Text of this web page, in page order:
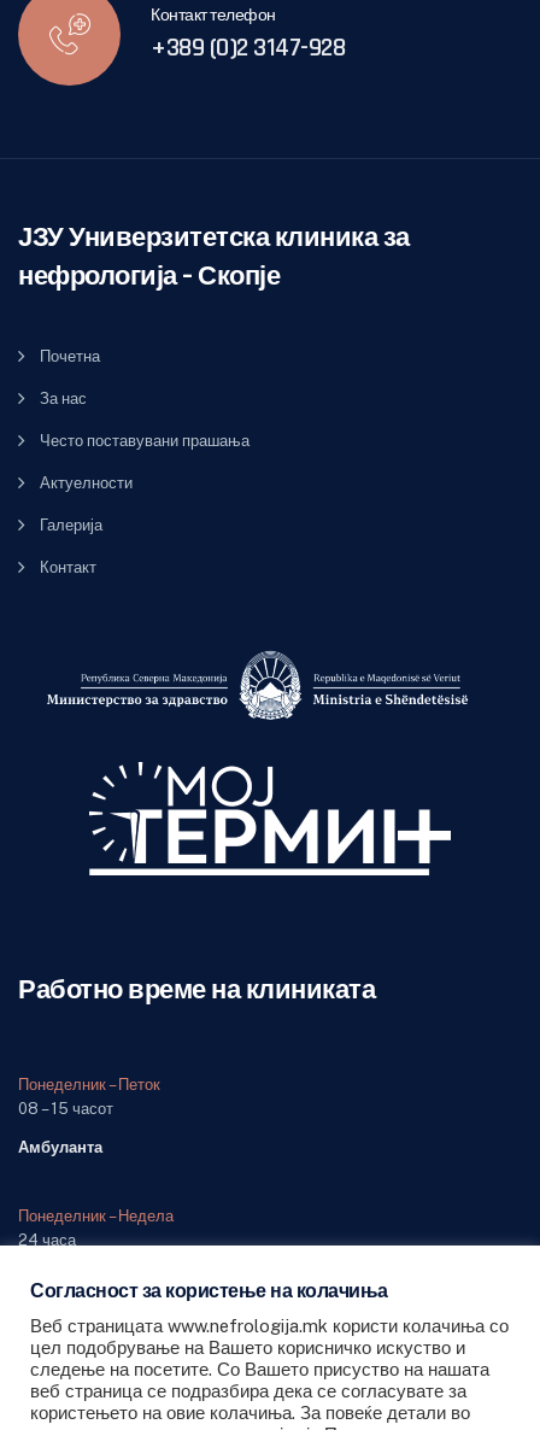
Контакт телефон
+389 (0)2 3147-928
ЈЗУ Универзитетска клиника за
нефрологија – Скопје
Почетна
За нас
Често поставувани прашања
Актуелности
Галерија
Контакт
Работно време на клиниката
Понеделник – Петок
08 – 15 часот
Амбуланта
Понеделник – Недела
24 часа
Одделение (дежурна служба)
Согласност за користење на колачиња
Веб страницата www.nefrologija.mk користи колачиња со
цел подобрување на Вашето корисничко искуство и
следење на посетите. Со Вашето присуство на нашата
веб страница се подразбира дека се согласувате за
користењето на овие колачиња. За повеќе детали во